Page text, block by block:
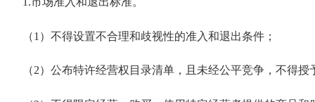
（1 ）不得设置不合理和歧视性的准入和退出条件；
（2）公布特许经营权目录清单，且未经公平竞争，不得授